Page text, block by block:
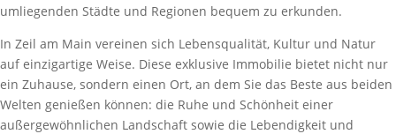
umliegenden Städte und Regionen bequem zu erkunden.
In Zeil am Main vereinen sich Lebensqualität, Kultur und Natur
auf einzigartige Weise. Diese exklusive Immobilie bietet nicht nur
ein Zuhause, sondern einen Ort, an dem Sie das Beste aus beiden
Welten genießen können: die Ruhe und Schönheit einer
außergewöhnlichen Landschaft sowie die Lebendigkeit und